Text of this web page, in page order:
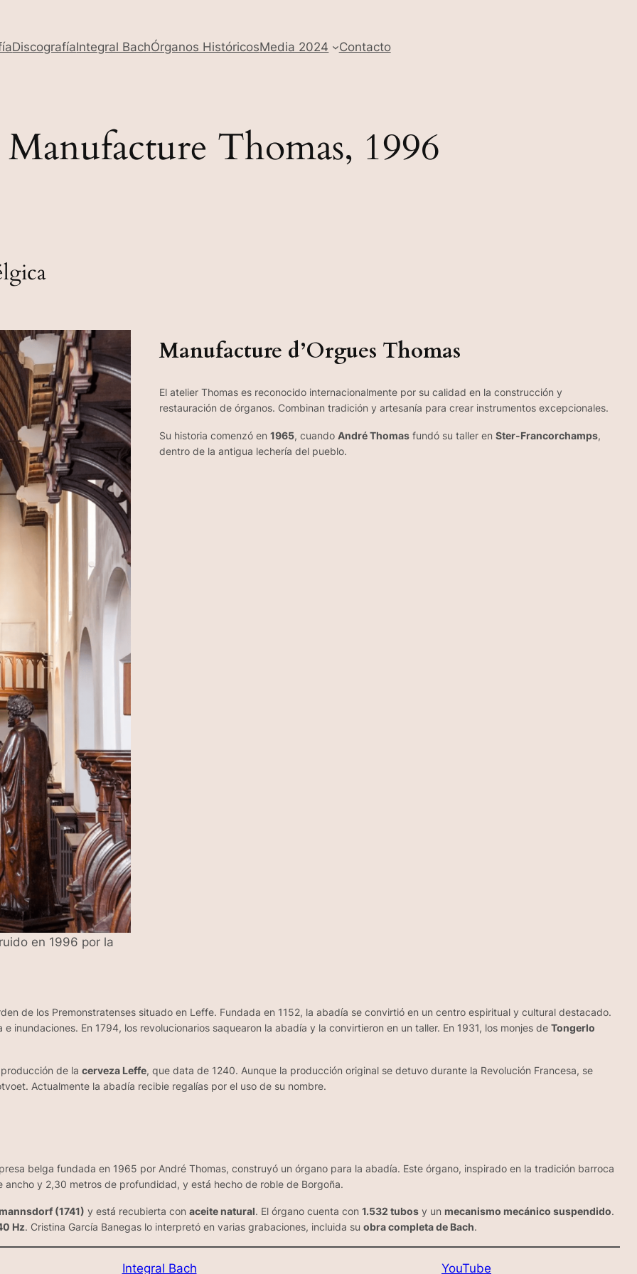
DiscografíaIntegral BachÓrganos HistóricosMedia 2024 Contacto
Thomas, 1996
en 1996 por la
Manufacture d’Orgues Thomas
El atelier Thomas es reconocido internacionalmente por su calidad en la construcción y
restauración de órganos. Combinan tradición y artesanía para crear instrumentos excepcionales.
Su historia comenzó en 1965, cuando André Thomas fundó su taller en Ster-Francorchamps,
dentro de la antigua lechería del pueblo.
de los Premonstratenses situado en Leffe. Fundada en 1152, la abadía se convirtió en un centro espiritual y cultural destacado.
inundaciones. En 1794, los revolucionarios saquearon la abadía y la convirtieron en un taller. En 1931, los monjes de Tongerlo
de la cerveza Leffe, que data de 1240. Aunque la producción original se detuvo durante la Revolución Francesa, se
Actualmente la abadía recibie regalías por el uso de su nombre.
belga fundada en 1965 por André Thomas, construyó un órgano para la abadía. Este órgano, inspirado en la tradición barroca
y 2,30 metros de profundidad, y está hecho de roble de Borgoña.
(1741) y está recubierta con aceite natural. El órgano cuenta con 1.532 tubos y un mecanismo mecánico suspendido.
Hz. Cristina García Banegas lo interpretó en varias grabaciones, incluida su obra completa de Bach.
Integral Bach YouTube